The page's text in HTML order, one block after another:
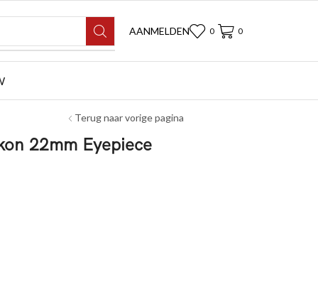
AANMELDEN 0 0
Terug naar vorige pagina
22mm Eyepiece